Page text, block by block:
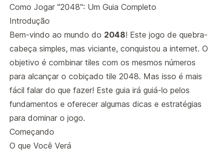
Como Jogar "2048": Um Guia Completo
Introdução
Bem-vindo ao mundo do 2048! Este jogo de quebra-
cabeça simples, mas viciante, conquistou a internet. O
objetivo é combinar tiles com os mesmos números
para alcançar o cobiçado tile 2048. Mas isso é mais
fácil falar do que fazer! Este guia irá guiá-lo pelos
fundamentos e oferecer algumas dicas e estratégias
para dominar o jogo.
Começando
O que Você Verá